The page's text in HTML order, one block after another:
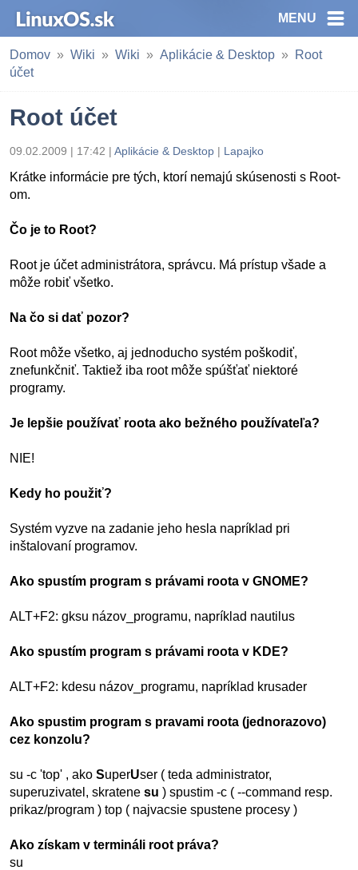
MENU
Domov Wiki Wiki Aplikácie & Desktop
Root
účet
Root účet
09.02.2009 | 17:42 | Aplikácie & Desktop | Lapajko
Krátke informácie pre tých, ktorí nemajú skúsenosti s Root-
om.
Čo je to Root?
Root je účet administrátora, správcu. Má prístup všade a
môže robiť všetko.
Na čo si dať pozor?
Root môže všetko, aj jednoducho systém poškodiť,
znefunkčniť. Taktiež iba root môže spúšťať niektoré
programy.
Je lepšie používať roota ako bežného používateľa?
NIE!
Kedy ho použiť?
Systém vyzve na zadanie jeho hesla napríklad pri
inštalovaní programov.
Ako spustím program s právami roota v GNOME?
ALT+F2: gksu názov_programu, napríklad nautilus
Ako spustím program s právami roota v KDE?
ALT+F2: kdesu názov_programu, napríklad krusader
Ako spustim program s pravami roota (jednorazovo)
cez konzolu?
su -c 'top' , ako SuperUser ( teda administrator,
superuzivatel, skratene su ) spustim -c ( --command resp.
prikaz/program ) top ( najvacsie spustene procesy )
Ako získam v termináli root práva?
su